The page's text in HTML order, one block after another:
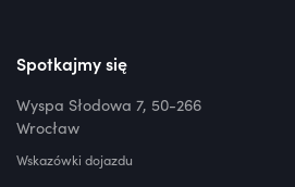
Spotkajmy się
Wyspa Słodowa 7, 50-266
Wrocław
Wskazówki dojazdu